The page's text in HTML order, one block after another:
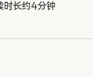
时长约4分钟